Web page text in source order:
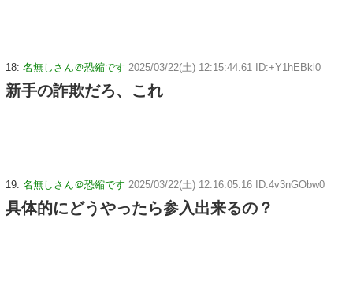
18: 名無しさん＠恐縮です 2025/03/22(土) 12:15:44.61 ID:+Y1hEBkl0
新手の詐欺だろ、これ
19: 名無しさん＠恐縮です 2025/03/22(土) 12:16:05.16 ID:4v3nGObw0
具体的にどうやったら参入出来るの？